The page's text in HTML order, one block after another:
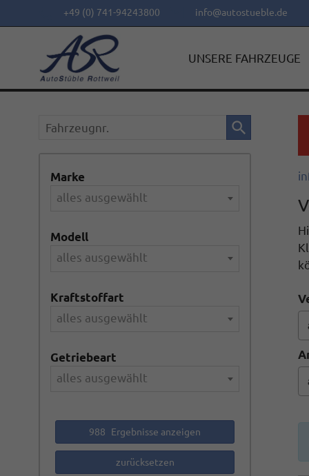
+49 (0) 741-94243800 info@autostueble.de
UNSERE FAHRZEUGE
Fahrzeugnr.
Marke
alles ausgewählt
Modell
alles ausgewählt
Kraftstoffart
alles ausgewählt
Getriebeart
alles ausgewählt
988 Ergebnisse anzeigen
zurücksetzen